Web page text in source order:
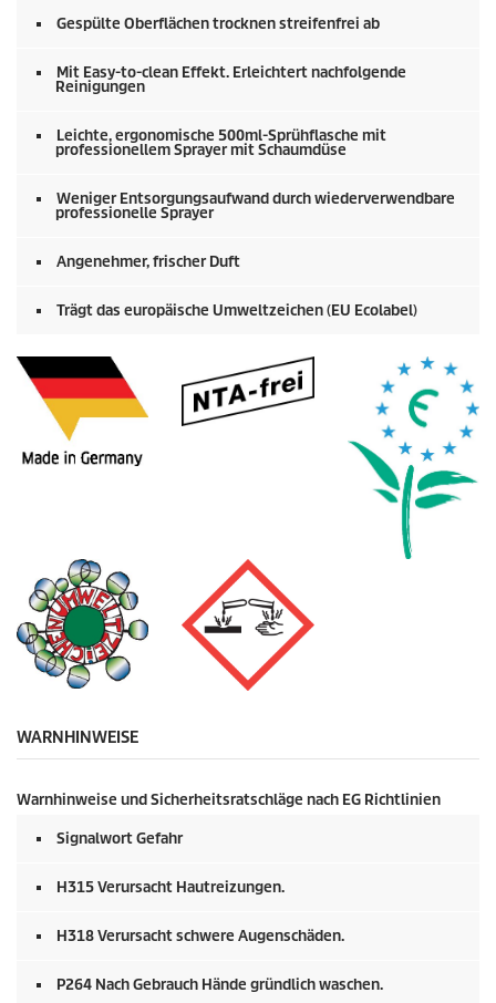
Gespülte Oberflächen trocknen streifenfrei ab
Mit Easy-to-clean Effekt. Erleichtert nachfolgende
Reinigungen
Leichte, ergonomische 500ml-Sprühflasche mit
professionellem Sprayer mit Schaumdüse
Weniger Entsorgungsaufwand durch wiederverwendbare
professionelle Sprayer
Angenehmer, frischer Duft
Trägt das europäische Umweltzeichen (EU Ecolabel)
WARNHINWEISE
Warnhinweise und Sicherheitsratschläge nach EG Richtlinien
Signalwort Gefahr
H315 Verursacht Hautreizungen.
H318 Verursacht schwere Augenschäden.
P264 Nach Gebrauch Hände gründlich waschen.